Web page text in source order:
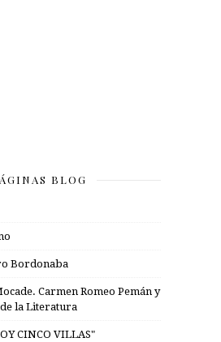
BLOG
Bordonaba
Carmen Romeo Pemán y
la Literatura
CINCO VILLAS"